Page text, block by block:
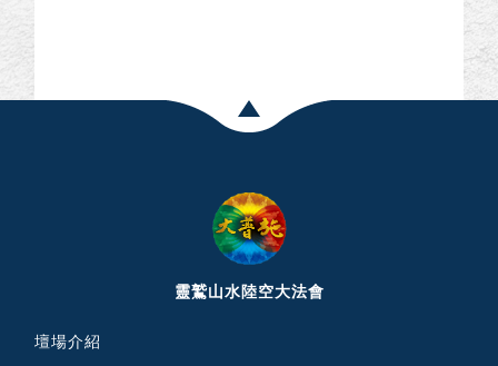
靈鷲山水陸空大法會
壇場介紹